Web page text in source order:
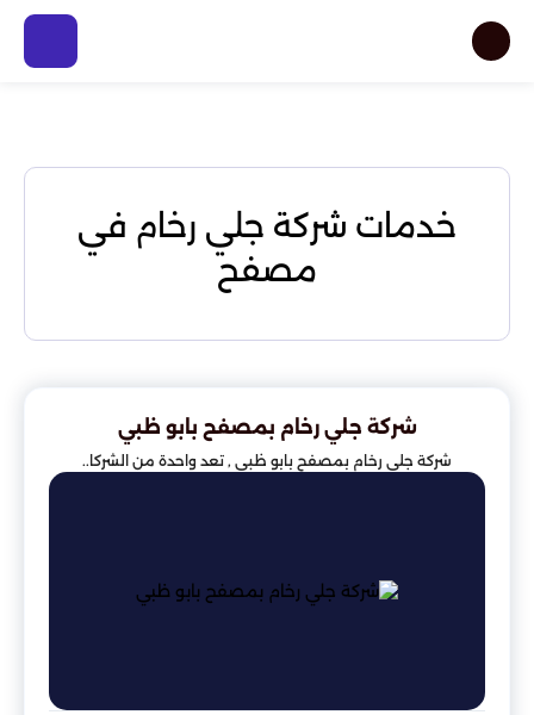
خدمات شركة جلي رخام في
مصفح
شركة جلي رخام بمصفح بابو ظبي
شركة جلي رخام بمصفح بابو ظبي , تعد واحدة من الشركا..